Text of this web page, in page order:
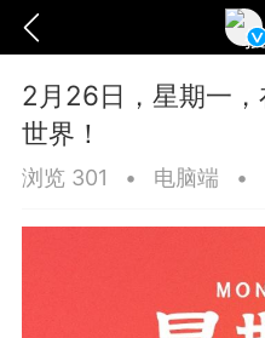
2月26日，星期一
世界！
浏览 301 • 电脑端 •